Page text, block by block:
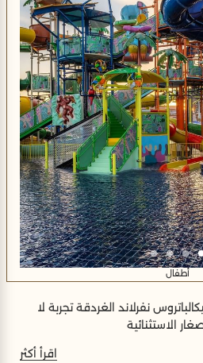
أطفال
نفرلاند الغردقة تجربة لا
الاستثنائية
اقرأ أكثر